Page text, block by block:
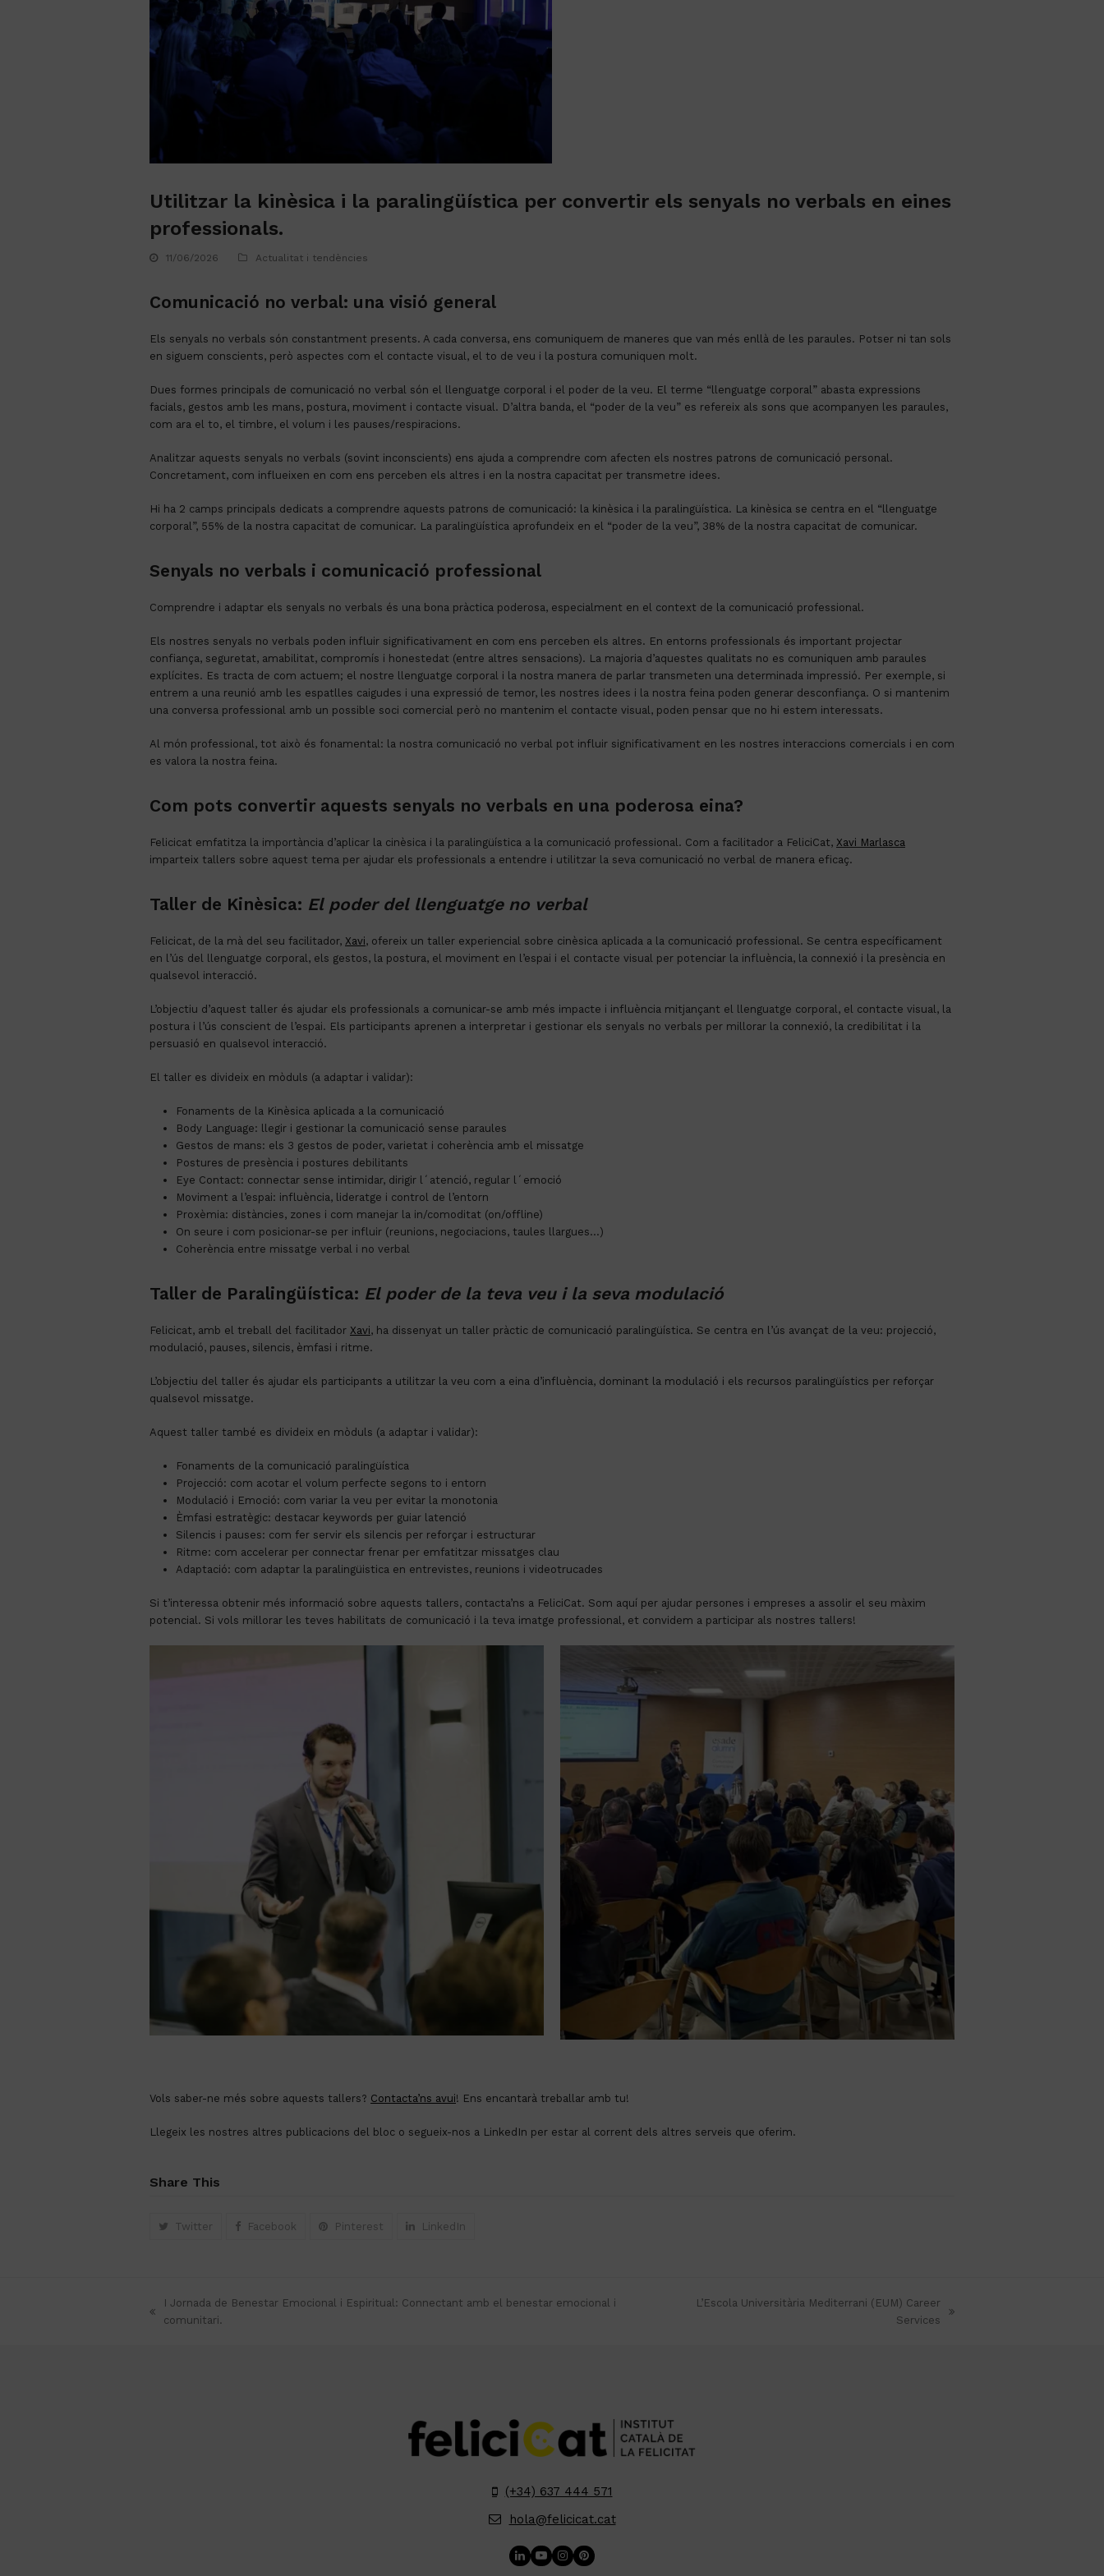
Utilitzar la kinèsica i la paralingüística per convertir els senyals no verbals en eines
professionals.
11/06/2026 Actualitat i tendències
Comunicació no verbal: una visió general
Els senyals no verbals són constantment presents. A cada conversa, ens comuniquem de maneres que van més enllà de les paraules. Potser ni tan sols
en siguem conscients, però aspectes com el contacte visual, el to de veu i la postura comuniquen molt.
Dues formes principals de comunicació no verbal són el llenguatge corporal i el poder de la veu. El terme “llenguatge corporal” abasta expressions
facials, gestos amb les mans, postura, moviment i contacte visual. D’altra banda, el “poder de la veu” es refereix als sons que acompanyen les paraules,
com ara el to, el timbre, el volum i les pauses/respiracions.
Analitzar aquests senyals no verbals (sovint inconscients) ens ajuda a comprendre com afecten els nostres patrons de comunicació personal.
Concretament, com influeixen en com ens perceben els altres i en la nostra capacitat per transmetre idees.
Hi ha 2 camps principals dedicats a comprendre aquests patrons de comunicació: la kinèsica i la paralingüística. La kinèsica se centra en el “llenguatge
corporal”, 55% de la nostra capacitat de comunicar. La paralingüística aprofundeix en el “poder de la veu”, 38% de la nostra capacitat de comunicar.
Senyals no verbals i comunicació professional
Comprendre i adaptar els senyals no verbals és una bona pràctica poderosa, especialment en el context de la comunicació professional.
Els nostres senyals no verbals poden influir significativament en com ens perceben els altres. En entorns professionals és important projectar
confiança, seguretat, amabilitat, compromís i honestedat (entre altres sensacions). La majoria d’aquestes qualitats no es comuniquen amb paraules
explícites. Es tracta de com actuem; el nostre llenguatge corporal i la nostra manera de parlar transmeten una determinada impressió. Per exemple, si
entrem a una reunió amb les espatlles caigudes i una expressió de temor, les nostres idees i la nostra feina poden generar desconfiança. O si mantenim
una conversa professional amb un possible soci comercial però no mantenim el contacte visual, poden pensar que no hi estem interessats.
Al món professional, tot això és fonamental: la nostra comunicació no verbal pot influir significativament en les nostres interaccions comercials i en com
es valora la nostra feina.
Com pots convertir aquests senyals no verbals en una poderosa eina?
Felicicat emfatitza la importància d’aplicar la cinèsica i la paralingüística a la comunicació professional. Com a facilitador a FeliciCat, Xavi Marlasca
imparteix tallers sobre aquest tema per ajudar els professionals a entendre i utilitzar la seva comunicació no verbal de manera eficaç.
Taller de Kinèsica: El poder del llenguatge no verbal
Felicicat, de la mà del seu facilitador, Xavi, ofereix un taller experiencial sobre cinèsica aplicada a la comunicació professional. Se centra específicament
en l’ús del llenguatge corporal, els gestos, la postura, el moviment en l’espai i el contacte visual per potenciar la influència, la connexió i la presència en
qualsevol interacció.
L’objectiu d’aquest taller és ajudar els professionals a comunicar-se amb més impacte i influència mitjançant el llenguatge corporal, el contacte visual, la
postura i l’ús conscient de l’espai. Els participants aprenen a interpretar i gestionar els senyals no verbals per millorar la connexió, la credibilitat i la
persuasió en qualsevol interacció.
El taller es divideix en mòduls (a adaptar i validar):
Fonaments de la Kinèsica aplicada a la comunicació
Body Language: llegir i gestionar la comunicació sense paraules
Gestos de mans: els 3 gestos de poder, varietat i coherència amb el missatge
Postures de presència i postures debilitants
Eye Contact: connectar sense intimidar, dirigir l´atenció, regular l´emoció
Moviment a l’espai: influència, lideratge i control de l’entorn
Proxèmia: distàncies, zones i com manejar la in/comoditat (on/offline)
On seure i com posicionar-se per influir (reunions, negociacions, taules llargues…)
Coherència entre missatge verbal i no verbal
Taller de Paralingüística: El poder de la teva veu i la seva modulació
Felicicat, amb el treball del facilitador Xavi, ha dissenyat un taller pràctic de comunicació paralingüística. Se centra en l’ús avançat de la veu: projecció,
modulació, pauses, silencis, èmfasi i ritme.
L’objectiu del taller és ajudar els participants a utilitzar la veu com a eina d’influència, dominant la modulació i els recursos paralingüístics per reforçar
qualsevol missatge.
Aquest taller també es divideix en mòduls (a adaptar i validar):
Fonaments de la comunicació paralingüística
Projecció: com acotar el volum perfecte segons to i entorn
Modulació i Emoció: com variar la veu per evitar la monotonia
Èmfasi estratègic: destacar keywords per guiar latenció
Silencis i pauses: com fer servir els silencis per reforçar i estructurar
Ritme: com accelerar per connectar frenar per emfatitzar missatges clau
Adaptació: com adaptar la paralingüistica en entrevistes, reunions i videotrucades
Si t’interessa obtenir més informació sobre aquests tallers, contacta’ns a FeliciCat. Som aquí per ajudar persones i empreses a assolir el seu màxim
potencial. Si vols millorar les teves habilitats de comunicació i la teva imatge professional, et convidem a participar als nostres tallers!
Vols saber-ne més sobre aquests tallers? Contacta’ns avui! Ens encantarà treballar amb tu!
Llegeix les nostres altres publicacions del bloc o segueix-nos a LinkedIn per estar al corrent dels altres serveis que oferim.
Share This
Twitter Facebook Pinterest LinkedIn
previous
I Jornada de Benestar Emocional i Espiritual: Connectant amb el benestar emocional i
comunitari.
L’Escola Universitària Mediterrani (EUM) Career
Services
(+34) 637 444 571
hola@felicicat.cat
LinkedIn
YouTube
Instagram
Pinterest